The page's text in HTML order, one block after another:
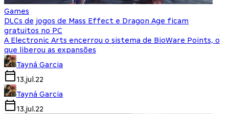
Games
DLCs de jogos de Mass Effect e Dragon Age ficam
gratuitos no PC
A Electronic Arts encerrou o sistema de BioWare Points, o
que liberou as expansões
Tayná Garcia
13.jul.22
Tayná Garcia
13.jul.22